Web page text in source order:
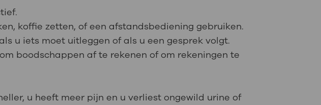
koffie zetten, of een afstandsbediening gebruiken.
u iets moet uitleggen of als u een gesprek volgt.
boodschappen af te rekenen of om rekeningen te
u heeft meer pijn en u verliest ongewild urine of